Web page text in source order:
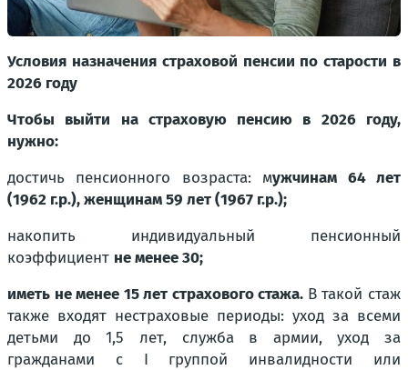
Условия назначения страховой пенсии по старости в
2026 году
Чтобы выйти на страховую пенсию в 2026 году,
нужно:
достичь пенсионного возраста: мужчинам 64 лет
(1962 г.р.), женщинам 59 лет (1967 г.р.);
накопить индивидуальный пенсионный
коэффициент не менее 30;
иметь не менее 15 лет страхового стажа. В такой стаж
также входят нестраховые периоды: уход за всеми
детьми до 1,5 лет, служба в армии, уход за
гражданами с I группой инвалидности или